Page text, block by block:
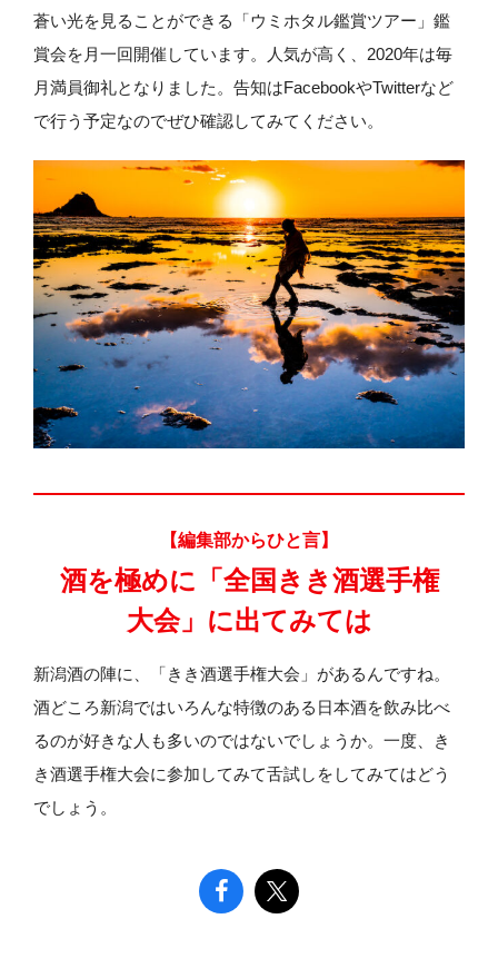
蒼い光を見ることができる「ウミホタル鑑賞ツアー」鑑
賞会を月一回開催しています。人気が高く、2020年は毎
月満員御礼となりました。告知はFacebookやTwitterなど
で行う予定なのでぜひ確認してみてください。
【編集部からひと言】
酒を極めに 「全国きき酒選手権
大会」に出てみては
新潟酒の陣に、「きき酒選手権大会」があるんですね。
酒どころ新潟ではいろんな特徴のある日本酒を飲み比べ
るのが好きな人も多いのではないでしょうか。一度、き
き酒選手権大会に参加してみて舌試しをしてみてはどう
でしょう。